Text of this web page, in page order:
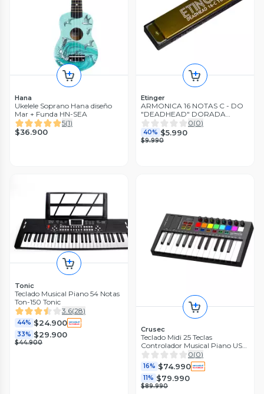
Hana
Ukelele Soprano Hana diseño
Mar + Funda HN-SEA
5(1)
$36.900
Etinger
ARMONICA 16 NOTAS C - DO
"DEADHEAD" DORADA
ETINGER
0(0)
40% $5.990
$9.990
Tonic
Teclado Musical Piano 54 Notas
Ton-150 Tonic
3.6(28)
44% $24.900
33% $29.900
$44.900
Crusec
Teclado Midi 25 Teclas
Controlador Musical Piano USB
Crusec
0(0)
16% $74.990
11% $79.990
$89.990